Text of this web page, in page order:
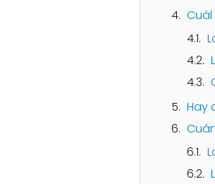
Cuál
Hay